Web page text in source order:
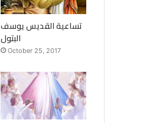
تساعية القديس يوسف
البتول
October 25, 2017